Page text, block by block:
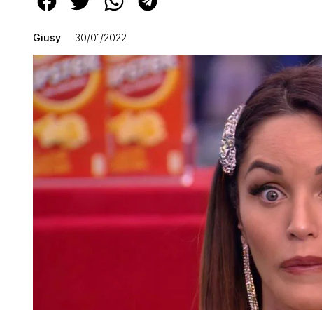
Giusy 30/01/2022